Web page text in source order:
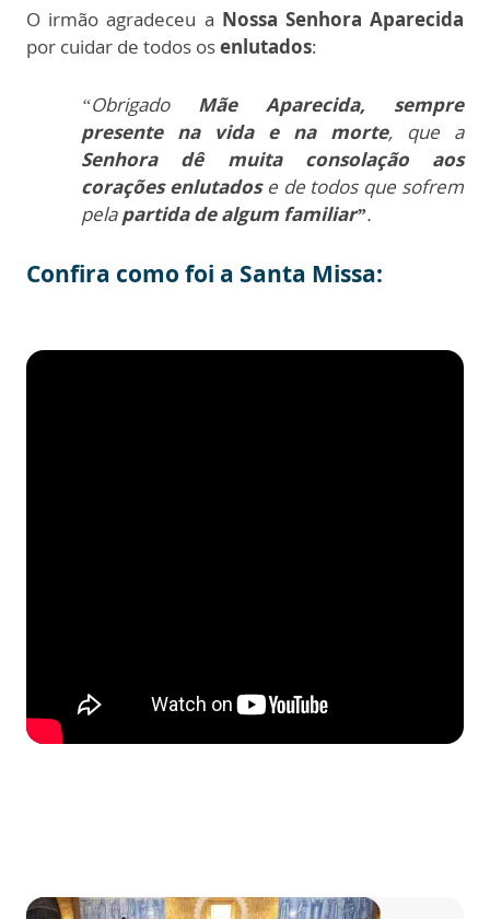
O irmão agradeceu a Nossa Senhora Aparecida
por cuidar de todos osenlutados:
“Obrigado Mãe Aparecida, sempre
presente na vida e na morte, que a
Senhora dê muita consolação aos
corações enlutadose de todos que sofrem
pelapartida de algum familiar”.
Confira como foi a Santa Missa: